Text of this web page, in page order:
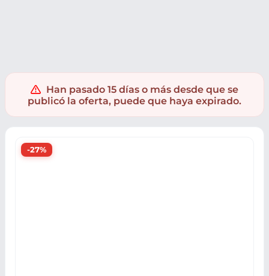
Han pasado 15 días o más desde que se
publicó la oferta, puede que haya expirado.
-27%